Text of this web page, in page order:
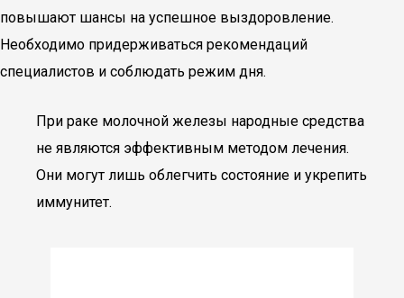
повышают шансы на успешное выздоровление.
Необходимо придерживаться рекомендаций
специалистов и соблюдать режим дня.
При раке молочной железы народные средства
не являются эффективным методом лечения.
Они могут лишь облегчить состояние и укрепить
иммунитет.